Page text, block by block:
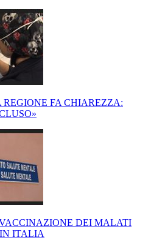
FA CHIAREZZA:
DEI MALATI
ITALIA